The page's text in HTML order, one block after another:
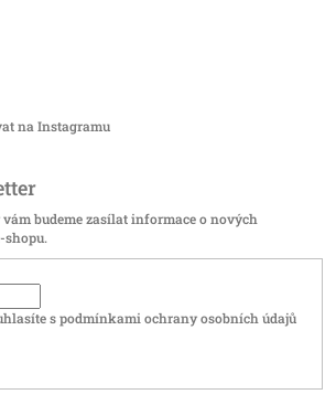
na Instagramu
budeme zasílat informace o nových
shopu.
spodmínkami ochrany osobních údajů